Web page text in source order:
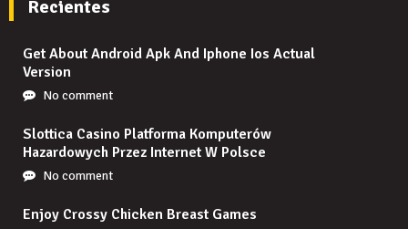
Recientes
Get About Android Apk And Iphone Ios Actual
Version
No comment
Slottica Casino Platforma Komputerów
Hazardowych Przez Internet W Polsce
No comment
Enjoy Crossy Chicken Breast Games